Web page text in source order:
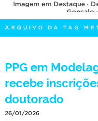
OUVIDORIA
PORTARIAS
TELEFONES
Imagem em Destaque ·
Gonçalo
ARQUIVO DA TAG
PPG em
recebe
doutorado
26/01/2026